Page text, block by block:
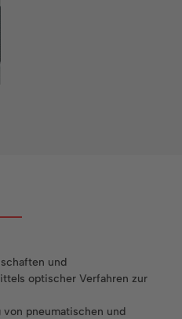
und
optischer Verfahren zur
pneumatischen und